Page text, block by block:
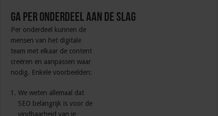
Ga per onderdeel aan de slag
Per onderdeel kunnen de
mensen van het digitale
team met elkaar de content
creëren en aanpassen waar
nodig. Enkele voorbeelden:
We weten allemaal dat
SEO belangrijk is voor de
vindbaarheid van je